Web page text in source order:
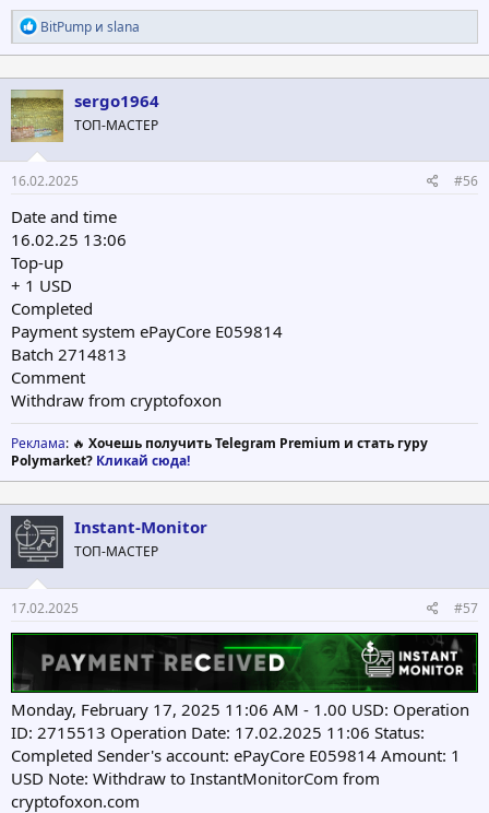
Р
е
а
к
ц
и
и
:
BitPump и slana
sergo1964
ТОП-МАСТЕР
16.02.2025 #56
Date and time
16.02.25 13:06
Top-up
+ 1 USD
Completed
Payment system ePayCore E059814
Batch 2714813
Comment
Withdraw from cryptofoxon
Реклама: 🔥 Хочешь получить Telegram Premium и стать гуру
Polymarket? Кликай сюда!
Instant-Monitor
ТОП-МАСТЕР
17.02.2025 #57
Monday, February 17, 2025 11:06 AM - 1.00 USD: Operation
ID: 2715513 Operation Date: 17.02.2025 11:06 Status:
Completed Sender's account: ePayCore E059814 Amount: 1
USD Note: Withdraw to InstantMonitorCom from
cryptofoxon.com